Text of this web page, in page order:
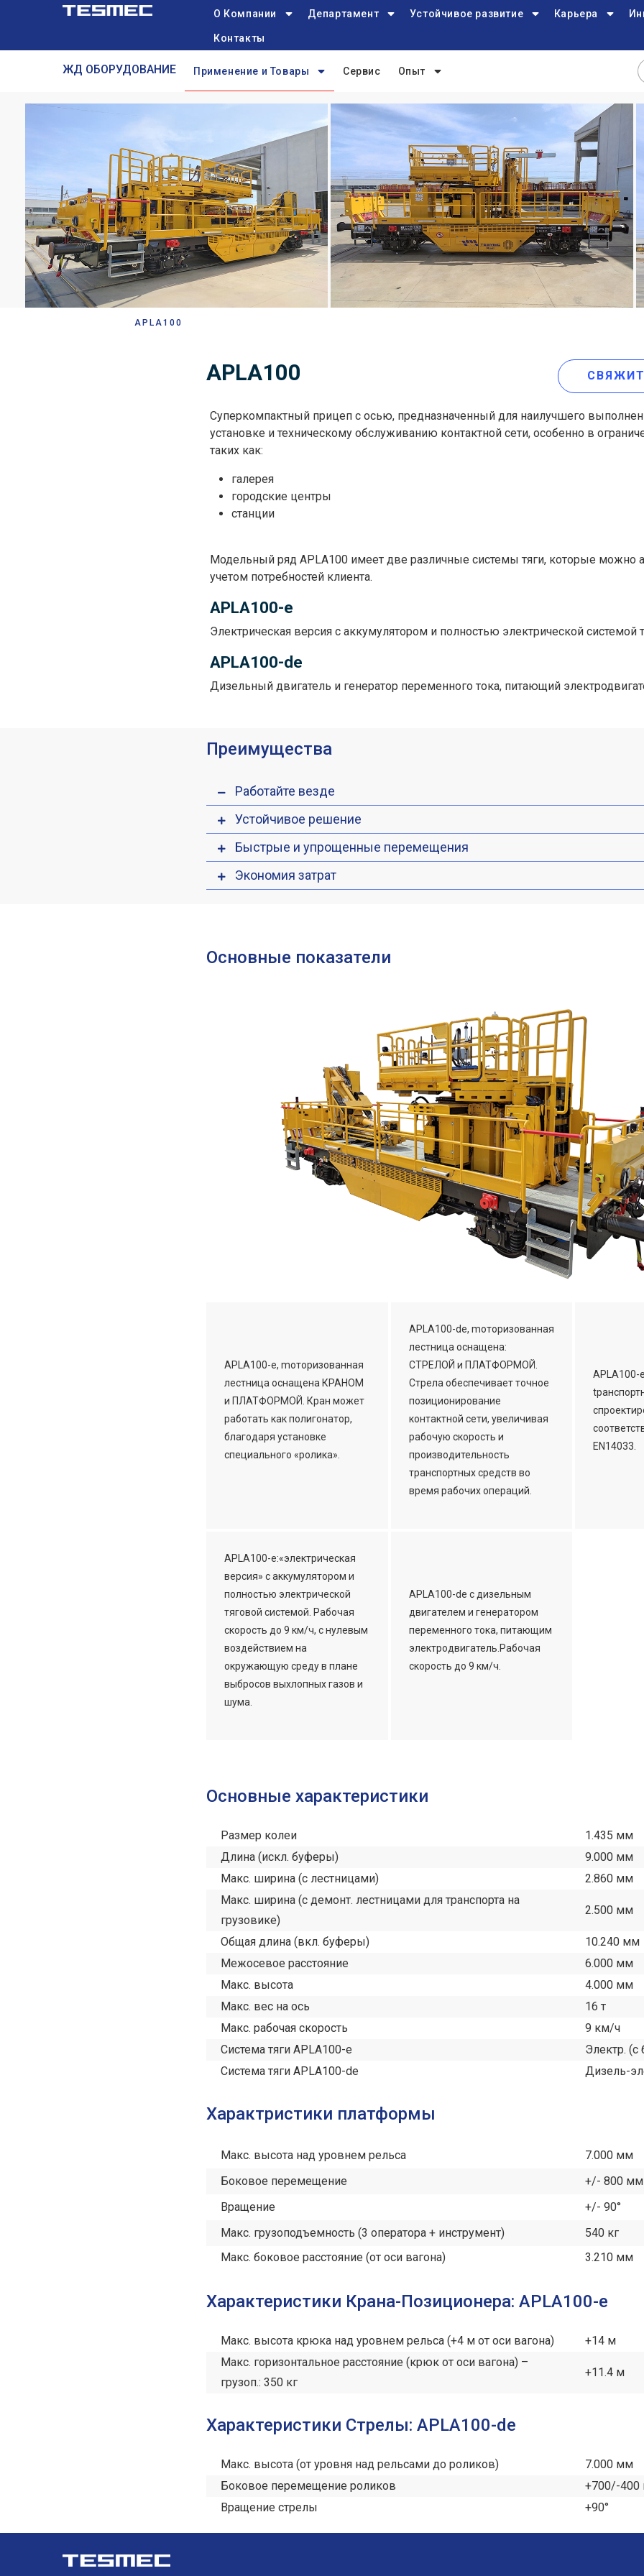
Main
О Компании Департамент Устойчивое развитие Карьера
Контакты
ЖД ОБОРУДОВАНИЕ
menu
Применение и Товары Сервис Опыт
Строка
APLA100
APLA100
Суперкомпактный прицеп с осью, предназначенный для наилучшего
установке и техническому обслуживанию контактной сети, особенно в
таких как:
галерея
городские центры
станции
Модельный ряд APLA100 имеет две различные системы тяги, которые можно
учетом потребностей клиента.
APLA100-e
Электрическая версия с аккумулятором и полностью электрической системой
APLA100-de
Дизельный двигатель и генератор переменного тока, питающий
Преимущества
Работайте везде
Устойчивое решение
Быстрые и упрощенные перемещения
Экономия затрат
Основные показатели
APLA100-e, mоторизованная
лестница оснащена КРАНОМ
и ПЛАТФОРМОЙ. Кран может
работать как полигонатор,
благодаря установке
специального «ролика».
APLA100-de, mоторизованная
лестница оснащена:
СТРЕЛОЙ и ПЛАТФОРМОЙ.
Стрела обеспечивает точное
позиционирование
контактной сети, увеличивая
рабочую скорость и
производительность
транспортных средств во
время рабочих операций.
APLA100-
EN14033.
APLA100-e:«электрическая
версия» с аккумулятором и
полностью электрической
тяговой системой. Рабочая
скорость до 9 км/ч, с нулевым
воздействием на
окружающую среду в плане
выбросов выхлопных газов и
шума.
APLA100-de с дизельным
двигателем и генератором
переменного тока, питающим
электродвигатель.Рабочая
скорость до 9 км/ч.
Основные характеристики
Размер колеи
1.435 мм
Длина (искл. буферы)
9.000 мм
Макс. ширина (с лестницами)
2.860 мм
Макс. ширина (с демонт. лестницами для транспорта на
грузовике)
2.500 мм
Общая длина (вкл. буферы)
10.240 мм
Межосевое расстояние
6.000 мм
Макс. высота
4.000 мм
Макс. вес на ось
16 т
Макс. рабочая скорость
9 км/ч
Система тяги APLA100-e
Электр. (с
Система тяги APLA100-de
Дизель-
Характристики платформы
Макс. высота над уровнем рельса
7.000 мм
Боковое перемещение
+/- 800 мм
Вращение
+/- 90°
Макс. грузоподъемность (3 оператора + инструмент)
540 кг
Макс. боковое расстояние (от оси вагона)
3.210 мм
Характеристики Крана-Позиционера: APLA100-e
Макс. высота крюка над уровнем рельса (+4 м от оси вагона)
+14 м
Макс. горизонтальное расстояние (крюк от оси вагона) –
грузоп.: 350 кг
+11.4 м
Характеристики Стрелы: APLA100-de
Макс. высота (от уровня над рельсами до роликов)
7.000 мм
Боковое перемещение роликов
+700/-
Вращение стрелы
+90°